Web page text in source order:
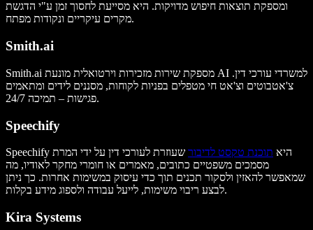
ומספקת תוצאות חיפוש מדויקות. היא מסייעת לחסוך זמן ע"י הדגשת
מקרים עיקריים ונקודות מפתח.
Smith.ai
Smith.ai מספקת שירות מזכירות וירטואלית מונעת AI למשרדי עורכי דין.
צ'אטבוטים וצ'אט חי מטפלים בפניות לקוחות, מסננים לידים ומתאמים
פגישות – תמיכה 24/7.
Speechify
Speechify היא תוכנת טקסט לדיבור שעוזרת לעורכי דין על ידי המרת
מסמכים משפטיים כתובים, מאמרים או חומרי מחקר לאודיו, מה
שמאפשר להאזין ולסקור תכנים תוך כדי עיסוק במשימות אחרות. כך ניתן
לבצע ריבוי משימות, לייעל עבודה ולספוג מידע בקלות.
Kira Systems